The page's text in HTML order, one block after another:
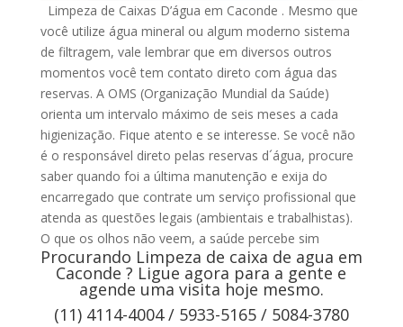
Limpeza de Caixas D’água em Caconde . Mesmo que
você utilize água mineral ou algum moderno sistema
de filtragem, vale lembrar que em diversos outros
momentos você tem contato direto com água das
reservas. A OMS (Organização Mundial da Saúde)
orienta um intervalo máximo de seis meses a cada
higienização. Fique atento e se interesse. Se você não
é o responsável direto pelas reservas d´água, procure
saber quando foi a última manutenção e exija do
encarregado que contrate um serviço profissional que
atenda as questões legais (ambientais e trabalhistas).
O que os olhos não veem, a saúde percebe sim
Procurando Limpeza de caixa de agua em
Caconde ? Ligue agora para a gente e
agende uma visita hoje mesmo.
(11) 4114-4004 / 5933-5165 / 5084-3780